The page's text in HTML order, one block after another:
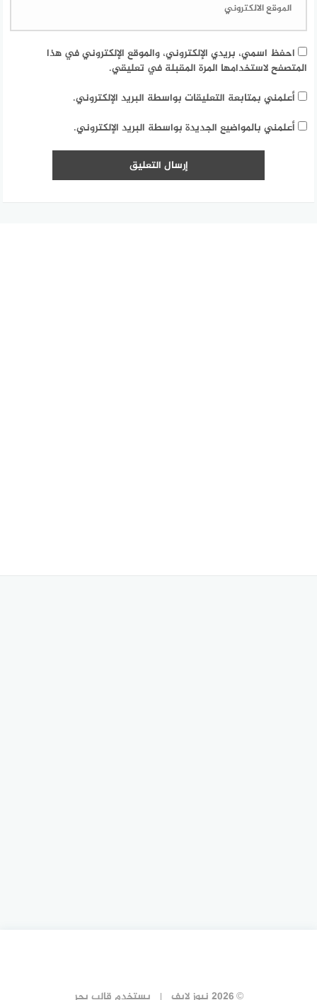
احفظ اسمي، بريدي الإلكتروني، والموقع الإلكتروني في هذا
المتصفح لاستخدامها المرة المقبلة في تعليقي.
أعلمني بمتابعة التعليقات بواسطة البريد الإلكتروني.
أعلمني بالمواضيع الجديدة بواسطة البريد الإلكتروني.
© 2026 نيوز لايف يستخدم قالب بحر